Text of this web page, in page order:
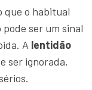
que o habitual
pode ser um sinal
A lentidão
ser ignorada,